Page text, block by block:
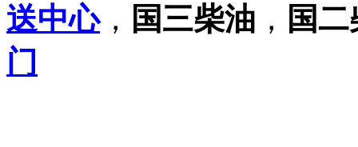
送中心， 国三柴油 ， 国
门